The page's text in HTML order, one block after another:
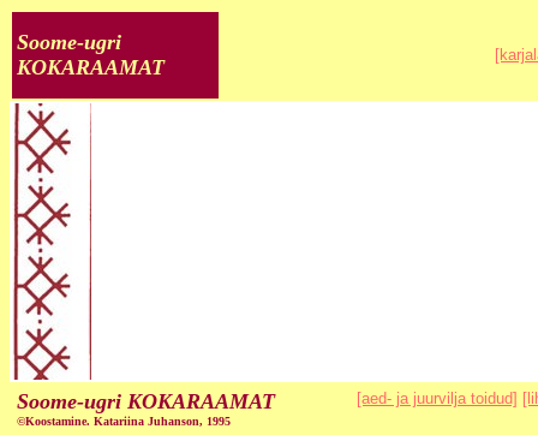
Soome-ugri
KOKARAAMAT
Soome-ugri KOKARAAMAT
©Koostamine. Katariina Juhanson, 1995
[aed- ja juurvilja toidud]